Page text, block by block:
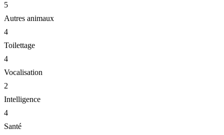
5
Autres animaux
4
Toilettage
4
Vocalisation
2
Intelligence
4
Santé